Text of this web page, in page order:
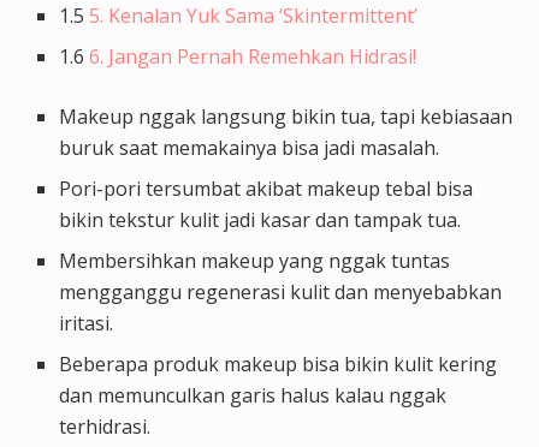
1.5 5. Kenalan Yuk Sama ‘Skintermittent’
1.6 6. Jangan Pernah Remehkan Hidrasi!
Makeup nggak langsung bikin tua, tapi kebiasaan
buruk saat memakainya bisa jadi masalah.
Pori-pori tersumbat akibat makeup tebal bisa
bikin tekstur kulit jadi kasar dan tampak tua.
Membersihkan makeup yang nggak tuntas
mengganggu regenerasi kulit dan menyebabkan
iritasi.
Beberapa produk makeup bisa bikin kulit kering
dan memunculkan garis halus kalau nggak
terhidrasi.